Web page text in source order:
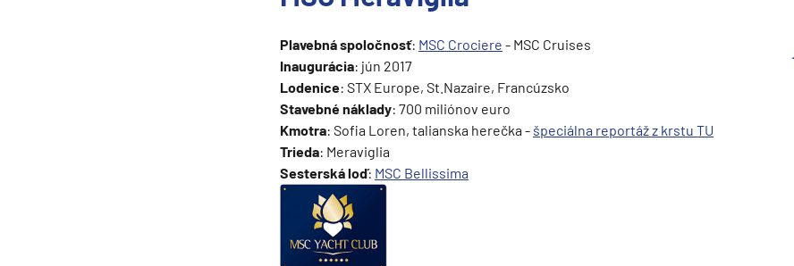
Západné Stredomorie
Severná Európa
Grónsko
Island
Nórske fjordy
Nórske fjordy a Pobaltie
Pobaltie
Plavebná spoločnosť: MSC Crociere - MSC Cruises
Inaugurácia: jún 2017
Lodenice: STX Europe, St.Nazaire, Francúzsko
Stavebné náklady: 700 miliónov euro
Kmotra: Sofia Loren, talianska herečka - špeciálna reportáž z krstu TU
Trieda: Meraviglia
Sesterská loď: MSC Bellissima